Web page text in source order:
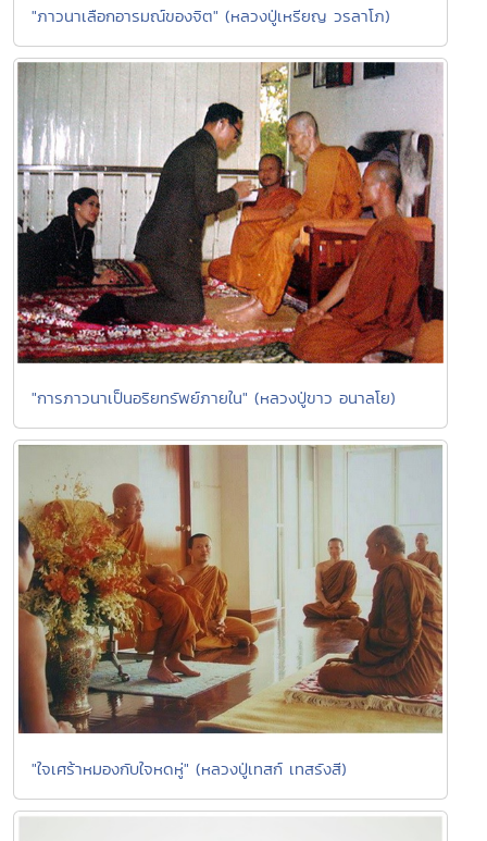
"ภาวนาเลือกอารมณ์ของจิต" (หลวงปู่เหรียญ วรลาโภ)
"การภาวนาเป็นอริยทรัพย์ภายใน" (หลวงปู่ขาว อนาลโย)
"ใจเศร้าหมองกับใจหดหู่" (หลวงปู่เทสก์ เทสรังสี)